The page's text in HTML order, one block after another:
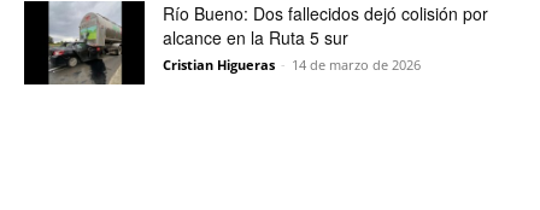
Río Bueno: Dos fallecidos dejó colisión por
alcance en la Ruta 5 sur
Cristian Higueras - 14 de marzo de 2026